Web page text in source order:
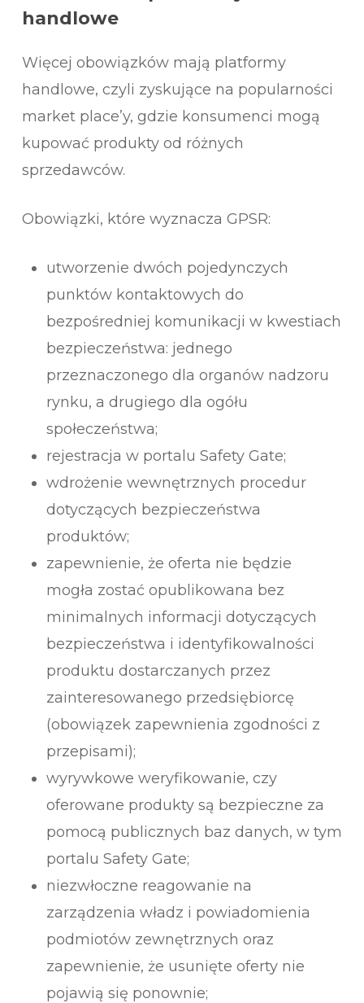
handlowe
Więcej obowiązków mają platformy
handlowe, czyli zyskujące na popularności
market place’y, gdzie konsumenci mogą
kupować produkty od różnych
sprzedawców.
Obowiązki, które wyznacza GPSR:
utworzenie dwóch pojedynczych
punktów kontaktowych do
bezpośredniej komunikacji w kwestiach
bezpieczeństwa: jednego
przeznaczonego dla organów nadzoru
rynku, a drugiego dla ogółu
społeczeństwa;
rejestracja w portalu Safety Gate;
wdrożenie wewnętrznych procedur
dotyczących bezpieczeństwa
produktów;
zapewnienie, że oferta nie będzie
mogła zostać opublikowana bez
minimalnych informacji dotyczących
bezpieczeństwa i identyfikowalności
produktu dostarczanych przez
zainteresowanego przedsiębiorcę
(obowiązek zapewnienia zgodności z
przepisami);
wyrywkowe weryfikowanie, czy
oferowane produkty są bezpieczne za
pomocą publicznych baz danych, w tym
portalu Safety Gate;
niezwłoczne reagowanie na
zarządzenia władz i powiadomienia
podmiotów zewnętrznych oraz
zapewnienie, że usunięte oferty nie
pojawią się ponownie;